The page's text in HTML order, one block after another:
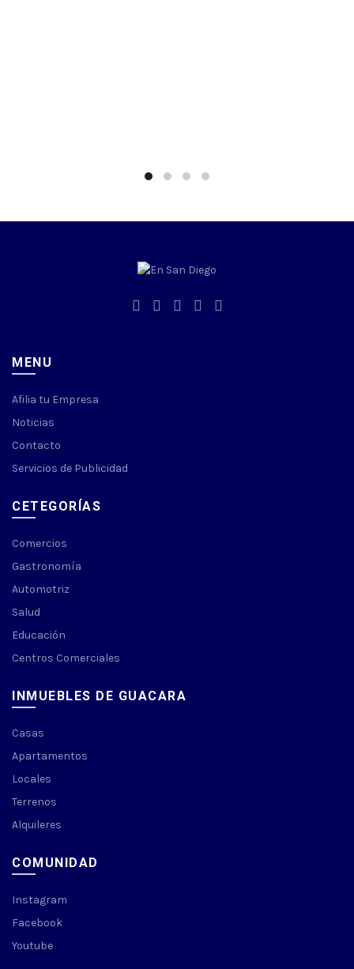
MENU
Afilia tu Empresa
Noticias
Contacto
Servicios de Publicidad
CETEGORÍAS
Comercios
Gastronomía
Automotriz
Salud
Educación
Centros Comerciales
INMUEBLES DE GUACARA
Casas
Apartamentos
Locales
Terrenos
Alquileres
COMUNIDAD
Instagram
Facebook
Youtube